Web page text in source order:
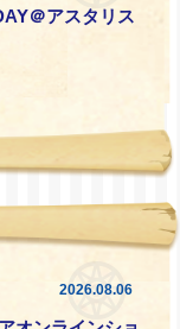
＠アスタリス
2026.08.06